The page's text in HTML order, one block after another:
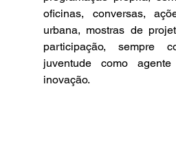
oficinas, conversas,
urbana, mostras de
participação, sempre
juventude como
inovação.